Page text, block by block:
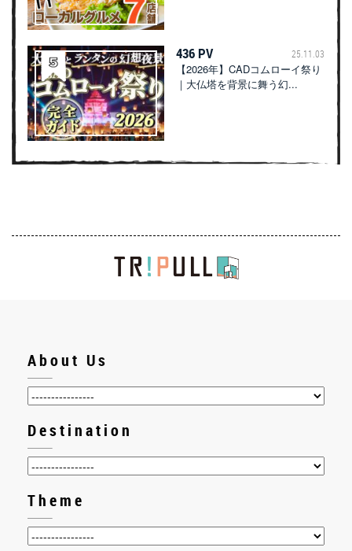
436 PV 25.11.03
【2026年】CADコムローイ祭り
｜大仏塔を背景に舞う幻...
About Us
Destination
Theme